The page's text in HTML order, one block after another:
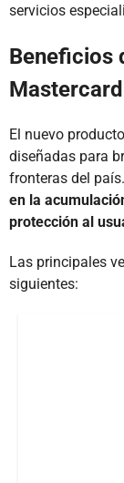
servicios
Beneficios
El nuevo
diseñadas para
fronteras del país.
en la
protección al
Las principales
siguientes: